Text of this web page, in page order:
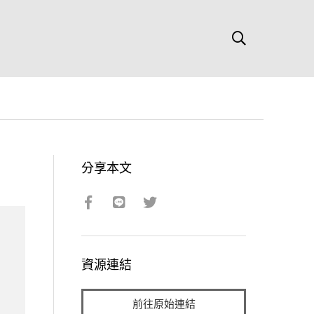
分享本文
資源連結
前往原始連結